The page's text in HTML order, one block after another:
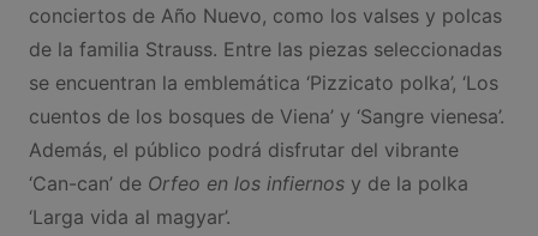
conciertos de Año Nuevo, como los valses y polcas
de la familia Strauss. Entre las piezas seleccionadas
se encuentran la emblemática ‘Pizzicato polka’, ‘Los
cuentos de los bosques de Viena’ y ‘Sangre vienesa’.
Además, el público podrá disfrutar del vibrante
‘Can-can’ de Orfeo en los infiernosy de la polka
‘Larga vida al magyar’.